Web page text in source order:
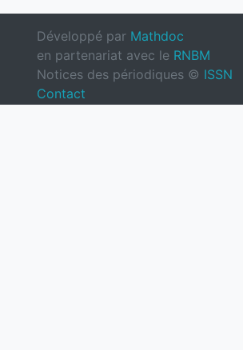
Développé par Mathdoc
en partenariat avec le RNBM
Notices des périodiques © ISSN
Contact